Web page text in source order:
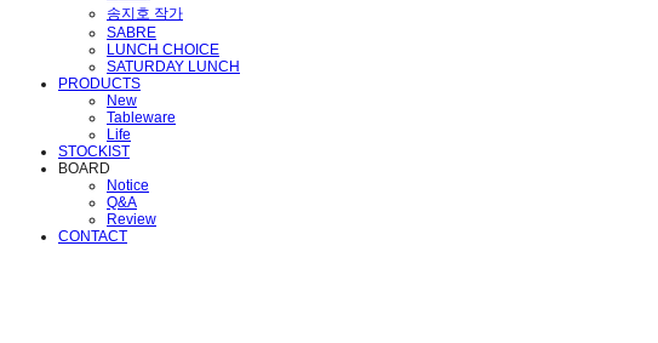
송지호 작가
SABRE
LUNCH CHOICE
SATURDAY LUNCH
PRODUCTS
New
Tableware
Life
STOCKIST
BOARD
Notice
Q&A
Review
CONTACT